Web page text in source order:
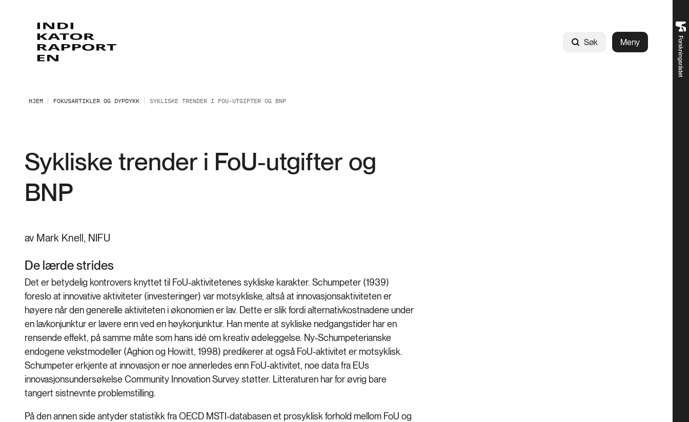
Søk Meny
HJEM FOKUSARTIKLER OG DYPDYKK SYKLISKE TRENDER I FOU-UTGIFTER OG BNP
Sykliske trender i FoU-utgifter og
BNP
av Mark Knell, NIFU
De lærde strides
Det er betydelig kontrovers knyttet til FoU-aktivitetenes sykliske karakter. Schumpeter (1939)
foreslo at innovative aktiviteter (investeringer) var motsykliske, altså at innovasjonsaktiviteten er
høyere når den generelle aktiviteten i økonomien er lav. Dette er slik fordi alternativkostnadene under
en lavkonjunktur er lavere enn ved en høykonjunktur. Han mente at sykliske nedgangstider har en
rensende effekt, på samme måte som hans idé om kreativ ødeleggelse. Ny-Schumpeterianske
endogene vekstmodeller (Aghion og Howitt, 1998) predikerer at også FoU-aktivitet er motsyklisk.
Schumpeter erkjente at innovasjon er noe annerledes enn FoU-aktivitet, noe data fra EUs
innovasjonsundersøkelse Community Innovation Survey støtter. Litteraturen har for øvrig bare
tangert sistnevnte problemstilling.
På den annen side antyder statistikk fra OECD MSTI-databasen et prosyklisk forhold mellom FoU og